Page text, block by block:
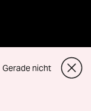
Gerade nicht